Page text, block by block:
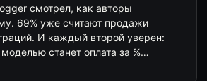
смотрел, как авторы
69% уже считают продажи
И каждый второй уверен:
станет оплата за %…